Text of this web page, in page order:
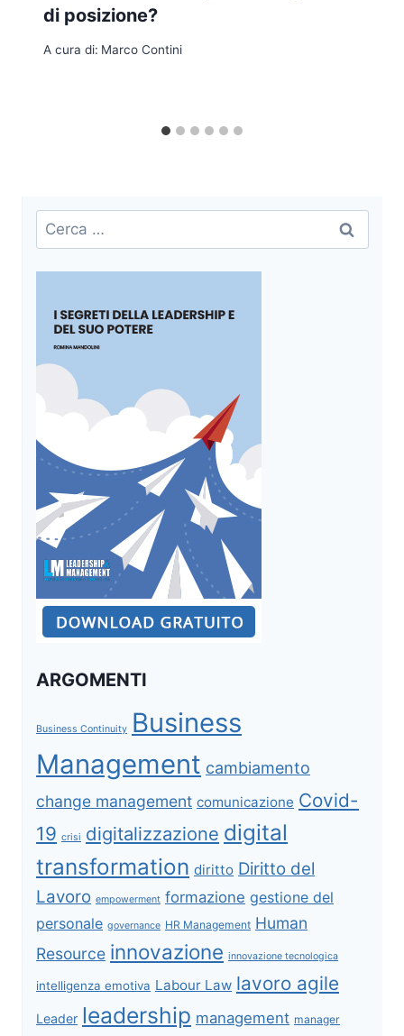
di posizione?
A cura di: Marco Contini
Ricerca
per:
ARGOMENTI
Business Continuity Business
Management cambiamento
change management comunicazione Covid-
19 crisi digitalizzazione digital
transformation diritto Diritto del
Lavoro empowerment formazione gestione del
personale governance HR Management Human
Resource innovazione innovazione tecnologica
intelligenza emotiva Labour Law lavoro agile
Leader leadership management manager